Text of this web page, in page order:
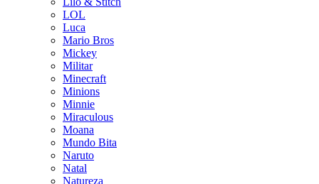
LOL
Luca
Mario Bros
Mickey
Militar
Minecraft
Minions
Minnie
Miraculous
Moana
Mundo Bita
Naruto
Natal
Natureza